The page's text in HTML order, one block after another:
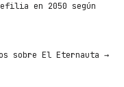
en 2050 según
sobre El Eternauta →